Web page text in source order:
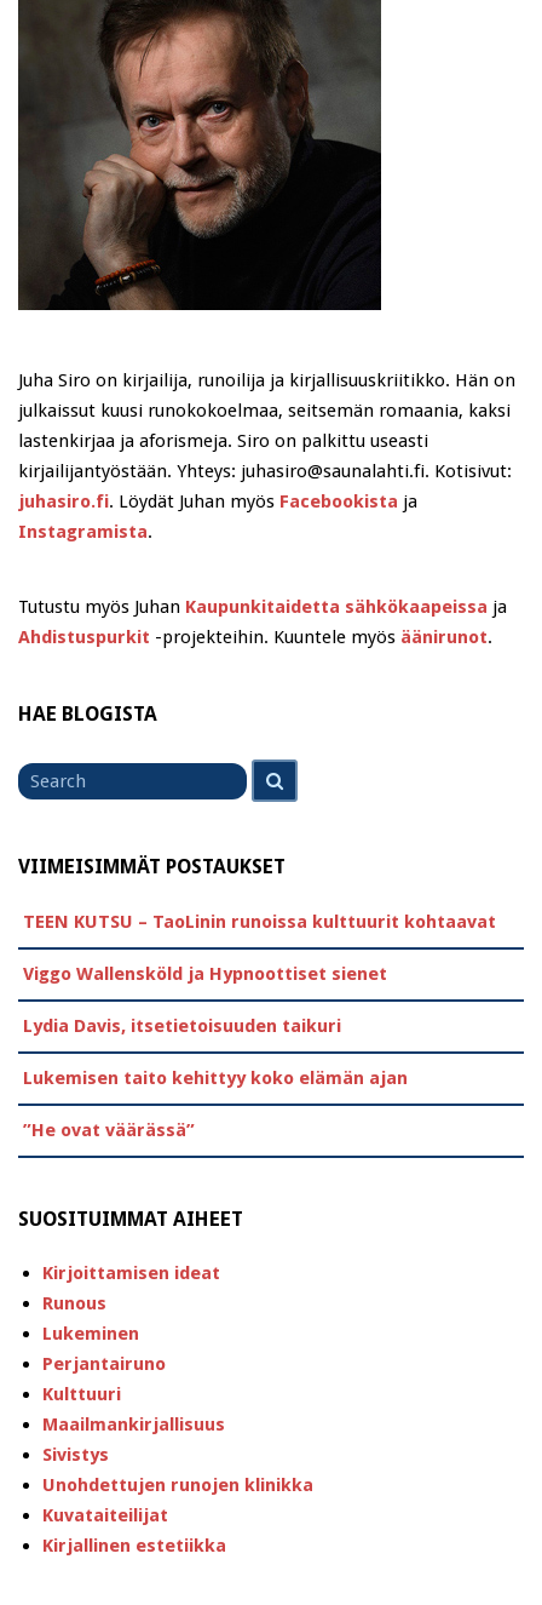
Juha Siro on kirjailija, runoilija ja kirjallisuuskriitikko. Hän on
julkaissut kuusi runokokoelmaa, seitsemän romaania, kaksi
lastenkirjaa ja aforismeja. Siro on palkittu useasti
kirjailijantyöstään. Yhteys: juhasiro@saunalahti.fi. Kotisivut:
juhasiro.fi. Löydät Juhan myös Facebookista ja
Instagramista.
Tutustu myös Juhan Kaupunkitaidetta sähkökaapeissa ja
Ahdistuspurkit -projekteihin. Kuuntele myös äänirunot.
HAE BLOGISTA
Search
for
VIIMEISIMMÄT POSTAUKSET
TEEN KUTSU – TaoLinin runoissa kulttuurit kohtaavat
Viggo Wallensköld ja Hypnoottiset sienet
Lydia Davis, itsetietoisuuden taikuri
Lukemisen taito kehittyy koko elämän ajan
”He ovat väärässä”
SUOSITUIMMAT AIHEET
Kirjoittamisen ideat
Runous
Lukeminen
Perjantairuno
Kulttuuri
Maailmankirjallisuus
Sivistys
Unohdettujen runojen klinikka
Kuvataiteilijat
Kirjallinen estetiikka